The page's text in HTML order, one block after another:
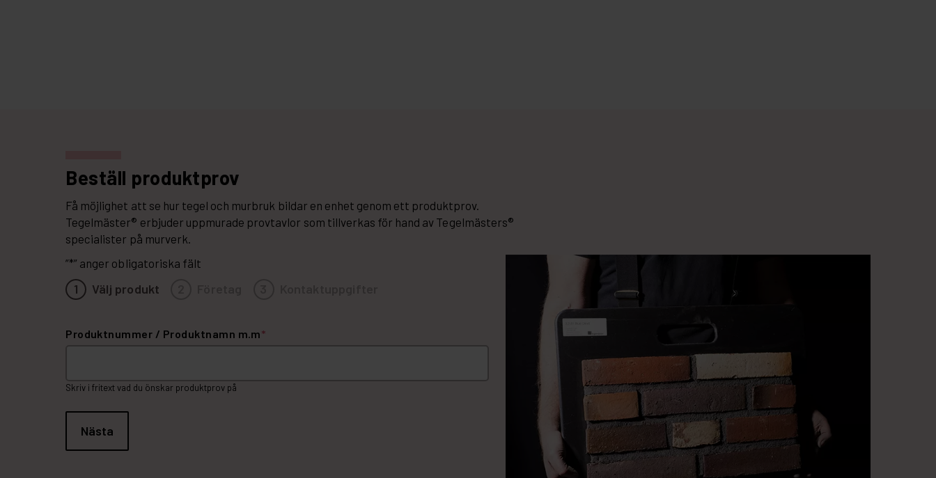
Beställ produktprov
Få möjlighet att se hur tegel och murbruk bildar en enhet genom ett produktprov.
Tegelmäster® erbjuder uppmurade provtavlor som tillverkas för hand av Tegelmästers®
specialister på murverk.
”*” anger obligatoriska fält
1 Välj produkt
Produktnummer / Produktnamn m.m*
Skriv i fritext vad du önskar produktprov på